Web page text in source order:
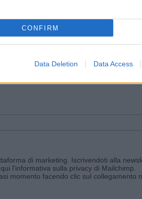
CONFIRM
Data Deletion Data Access
e ricevi le nostre email periodiche
di marketing. Iscrivendoti alla
l'informativa sulla privacy di Mailchimp
momento facendo clic sul collegamento